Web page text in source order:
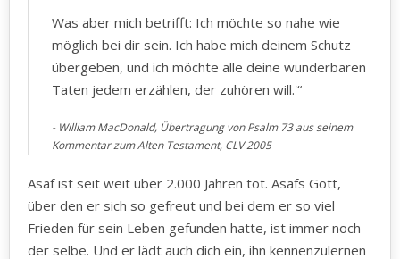
Was aber mich betrifft: Ich möchte so nahe wie
möglich bei dir sein. Ich habe mich deinem Schutz
übergeben, und ich möchte alle deine wunderbaren
Taten jedem erzählen, der zuhören will.'“
William MacDonald, Übertragung von Psalm 73 aus seinem
Kommentar zum Alten Testament, CLV 2005
Asaf ist seit weit über 2.000 Jahren tot. Asafs Gott,
über den er sich so gefreut und bei dem er so viel
Frieden für sein Leben gefunden hatte, ist immer noch
der selbe. Und er lädt auch dich ein, ihn kennenzulernen